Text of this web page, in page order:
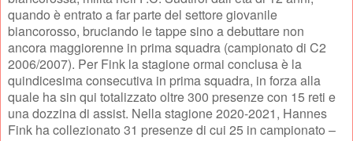
quando è entrato a far parte del settore giovanile
biancorosso, bruciando le tappe sino a debuttare non
ancora maggiorenne in prima squadra (campionato di C2
2006/2007). Per Fink la stagione ormai conclusa è la
quindicesima consecutiva in prima squadra, in forza alla
quale ha sin qui totalizzato oltre 300 presenze con 15 reti e
una dozzina di assist. Nella stagione 2020-2021, Hannes
Fink ha collezionato 31 presenze di cui 25 in campionato –